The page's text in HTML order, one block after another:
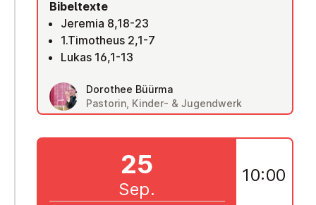
Bibeltexte
Jeremia 8,18-23
1.Timotheus 2,1-7
Lukas 16,1-13
Dorothee Büürma
Pastorin, Kinder- & Jugendwerk
25
Sep.
10:00